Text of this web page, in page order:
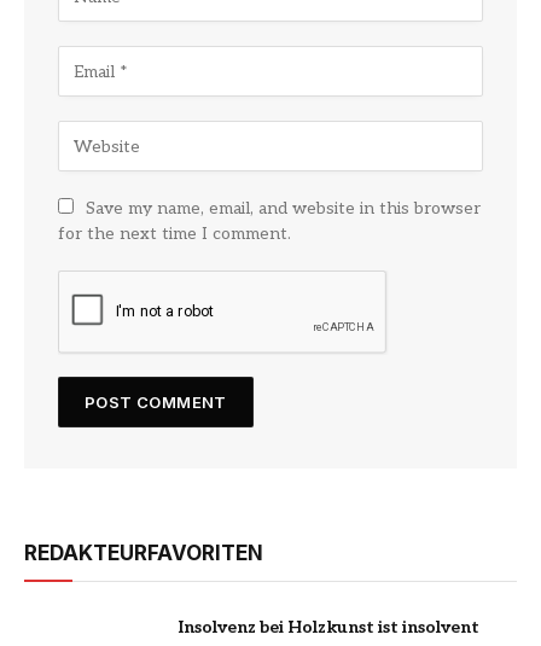
Save my name, email, and website in this browser
for the next time I comment.
REDAKTEURFAVORITEN
Insolvenz bei Holzkunst ist insolvent